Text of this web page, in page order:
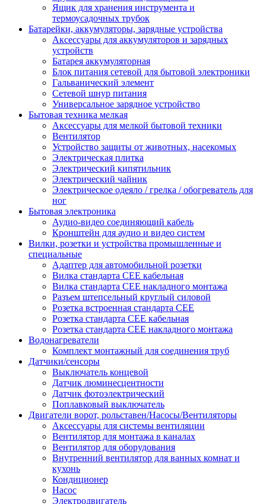
Ящик для хранения инструмента и
термоусадочных трубок
Батарейки, аккумуляторы, зарядные устройства
Аксессуары для аккумуляторов и зарядных
устройств
Батарея аккумуляторная
Блок питания сетевой для бытовой электроники
Гальванический элемент
Сетевой шнур питания
Универсальное зарядное устройство
Бытовая техника мелкая
Аксессуары для мелкой бытовой техники
Вентилятор
Устройство защиты от животных, насекомых
Электрическая плитка
Электрический кипятильник
Электрический чайник
Электрическое одеяло / грелка / обогреватель для
ног
Бытовая электроника
Аудио-видео соединяющий кабель
Кронштейн для аудио и видео систем
Вилки, розетки и устройства промышленные и
специальные
Адаптер для автомобильной розетки
Вилка стандарта CEE кабельная
Вилка стандарта CEE накладного монтажа
Разъем штепсельный круглый силовой
Розетка встроенная стандарта CEE
Розетка стандарта СЕЕ кабельная
Розетка стандарта СЕЕ накладного монтажа
Водонагреватели
Комплект монтажный для соединения труб
Датчики/сенсоры
Выключатель концевой
Датчик люминесцентности
Датчик фотоэлектрический
Поплавковый выключатель
Двигатели ворот, рольставен/Насосы/Вентиляторы
Аксессуары для системы вентиляции
Вентилятор для монтажа в каналах
Вентилятор для оборудования
Внутренний вентилятор для ванных комнат и
кухонь
Кондиционер
Насос
Электродвигатель